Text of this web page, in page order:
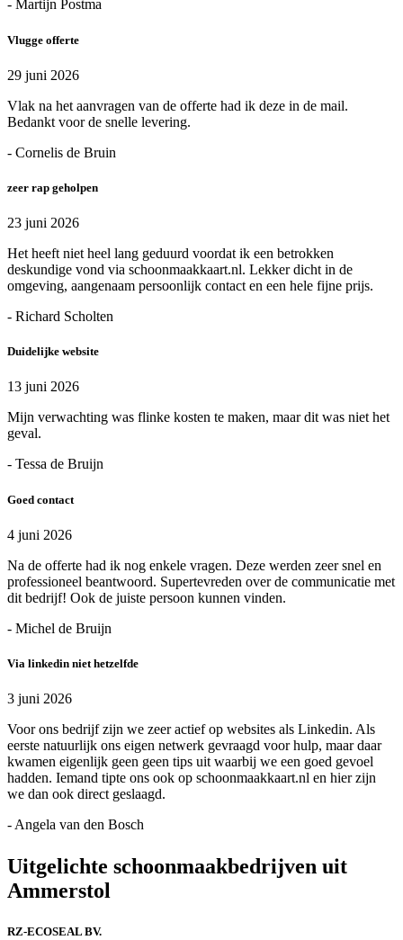
- Martijn Postma
Vlugge offerte
29 juni 2026
Vlak na het aanvragen van de offerte had ik deze in de mail.
Bedankt voor de snelle levering.
- Cornelis de Bruin
zeer rap geholpen
23 juni 2026
Het heeft niet heel lang geduurd voordat ik een betrokken
deskundige vond via schoonmaakkaart.nl. Lekker dicht in de
omgeving, aangenaam persoonlijk contact en een hele fijne prijs.
- Richard Scholten
Duidelijke website
13 juni 2026
Mijn verwachting was flinke kosten te maken, maar dit was niet het
geval.
- Tessa de Bruijn
Goed contact
4 juni 2026
Na de offerte had ik nog enkele vragen. Deze werden zeer snel en
professioneel beantwoord. Supertevreden over de communicatie met
dit bedrijf! Ook de juiste persoon kunnen vinden.
- Michel de Bruijn
Via linkedin niet hetzelfde
3 juni 2026
Voor ons bedrijf zijn we zeer actief op websites als Linkedin. Als
eerste natuurlijk ons eigen netwerk gevraagd voor hulp, maar daar
kwamen eigenlijk geen geen tips uit waarbij we een goed gevoel
hadden. Iemand tipte ons ook op schoonmaakkaart.nl en hier zijn
we dan ook direct geslaagd.
- Angela van den Bosch
Uitgelichte schoonmaakbedrijven uit
Ammerstol
RZ-ECOSEAL BV.